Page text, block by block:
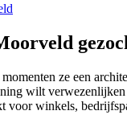
ze een
wilt
voor winkels,